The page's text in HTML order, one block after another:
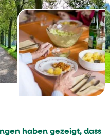
haben gezeigt, dass
SUCHE